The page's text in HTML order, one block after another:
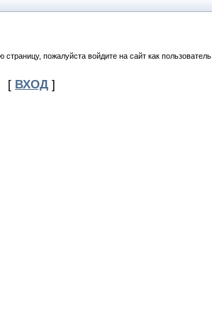
пожалуйста войдите на сайт как пользователь.
[ ВХОД ]